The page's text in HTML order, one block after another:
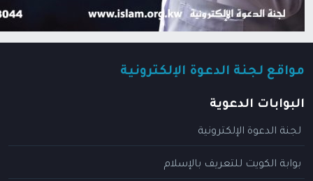
مواقع لجنة الدعوة الإلكترونية
البوابات الدعوية
لجنة الدعوة الإلكترونية
بوابة الكويت للتعريف بالإسلام